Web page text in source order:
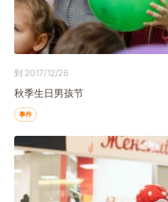
到 2017/12/26
秋季生日男孩节
事件